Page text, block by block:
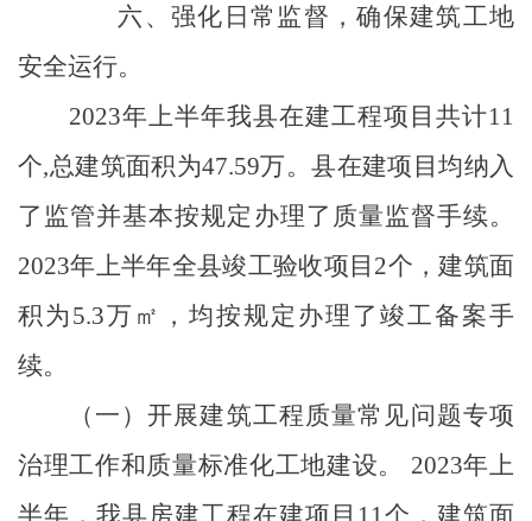
六、强化日常监督，确保建筑工地
安全运行。
2023年上半年我县在建工程项目共计11
个,总建筑面积为47.59万。县在建项目均纳入
了监管并基本按规定办理了质量监督手续。
2023年上半年全县竣工验收项目2个，建筑面
积为5.3万㎡，均按规定办理了竣工备案手
续。
（一）开展建筑工程质量常见问题专项
治理工作和质量标准化工地建设。
2023年上
半年，我县房建工程在建项目11个，建筑面